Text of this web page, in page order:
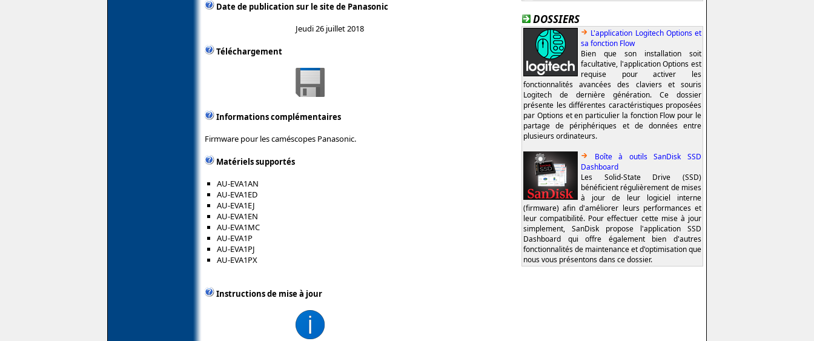
Date de publication sur le site de Panasonic
Jeudi 26 juillet 2018
Téléchargement
Informations complémentaires
Firmware pour les caméscopes Panasonic.
Matériels supportés
AU-EVA1AN
AU-EVA1ED
AU-EVA1EJ
AU-EVA1EN
AU-EVA1MC
AU-EVA1P
AU-EVA1PJ
AU-EVA1PX
Instructions de mise à jour
DOSSIERS
L'application Logitech Options et
sa fonction Flow
Bien que son installation soit
facultative, l'application Options est
requise pour activer les
fonctionnalités avancées des claviers et souris
Logitech de dernière génération. Ce dossier
présente les différentes caractéristiques proposées
par Options et en particulier la fonction Flow pour le
partage de périphériques et de données entre
plusieurs ordinateurs.
Boîte à outils SanDisk SSD
Dashboard
Les Solid-State Drive (SSD)
bénéficient régulièrement de mises
à jour de leur logiciel interne
(firmware) afin d'améliorer leurs performances et
leur compatibilité. Pour effectuer cette mise à jour
simplement, SanDisk propose l'application SSD
Dashboard qui offre également bien d'autres
fonctionnalités de maintenance et d'optimisation que
nous vous présentons dans ce dossier.